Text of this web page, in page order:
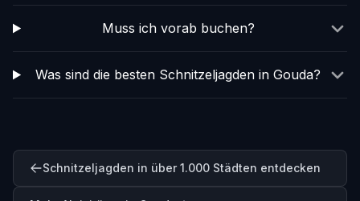
Muss ich vorab buchen?
Was sind die besten Schnitzeljagden in Gouda?
Schnitzeljagden in über 1.000 Städten entdecken